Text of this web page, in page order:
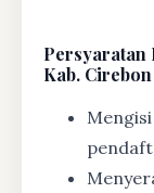
Persyaratan
Kab. Cirebon